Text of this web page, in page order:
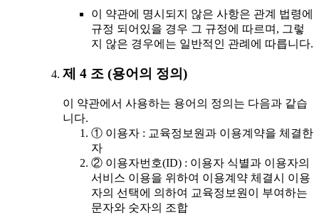
이 약관에 명시되지 않은 사항은 관계 법령에
규정 되어있을 경우 그 규정에 따르며, 그렇
지 않은 경우에는 일반적인 관례에 따릅니다.
제 4 조 (용어의 정의)
이 약관에서 사용하는 용어의 정의는 다음과 같습
니다.
① 이용자 : 교육정보원과 이용계약을 체결한
자
② 이용자번호(ID) : 이용자 식별과 이용자의
서비스 이용을 위하여 이용계약 체결시 이용
자의 선택에 의하여 교육정보원이 부여하는
문자와 숫자의 조합